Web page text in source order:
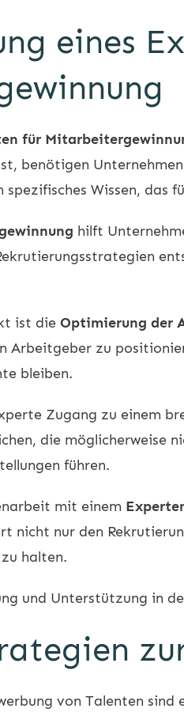
eines
für
benötigen
Wissen, das
hilft
ist die Optimierung der
Arbeitgeber zu
bleiben.
Zugang zu einem
die möglicherweise
führen.
mit einem
nicht nur den
halten.
und Unterstützung in
von Talenten sind